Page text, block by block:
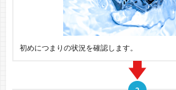
初めにつまりの状況を確認します。